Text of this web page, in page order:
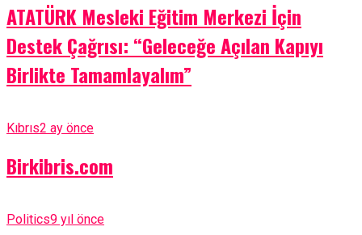
ATATÜRK Mesleki Eğitim Merkezi İçin
Destek Çağrısı: “Geleceğe Açılan Kapıyı
Birlikte Tamamlayalım”
Kıbrıs2 ay önce
Birkibris.com
Politics9 yıl önce